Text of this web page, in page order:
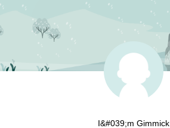
I&#039;m Gimmick